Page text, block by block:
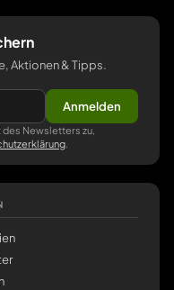
Aktionen & Tipps.
Anmelden
Newsletters zu,